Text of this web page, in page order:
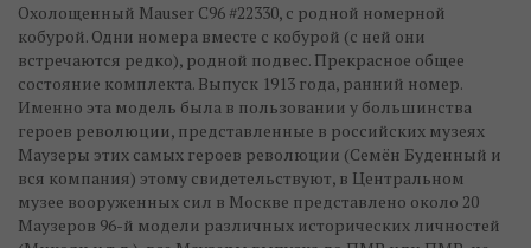
Охолощенный Mauser C96 #22330, с родной номерной
кобурой. Одни номера вместе с кобурой (с ней они
встречаются редко), родной подвес. Прекрасное общее
состояние комплекта. Выпуск 1913 года, ранний номер.
Именно эта модель была в пользовании у большинства
героев революции, представленные в российских музеях
Маузеры этих самых героев революции (Семён Буденный и
вся компания) этому свидетельствуют, в Центральном
музее вооруженных сил в Москве представлено около 20
Маузеров 96-й модели различных исторических личностей